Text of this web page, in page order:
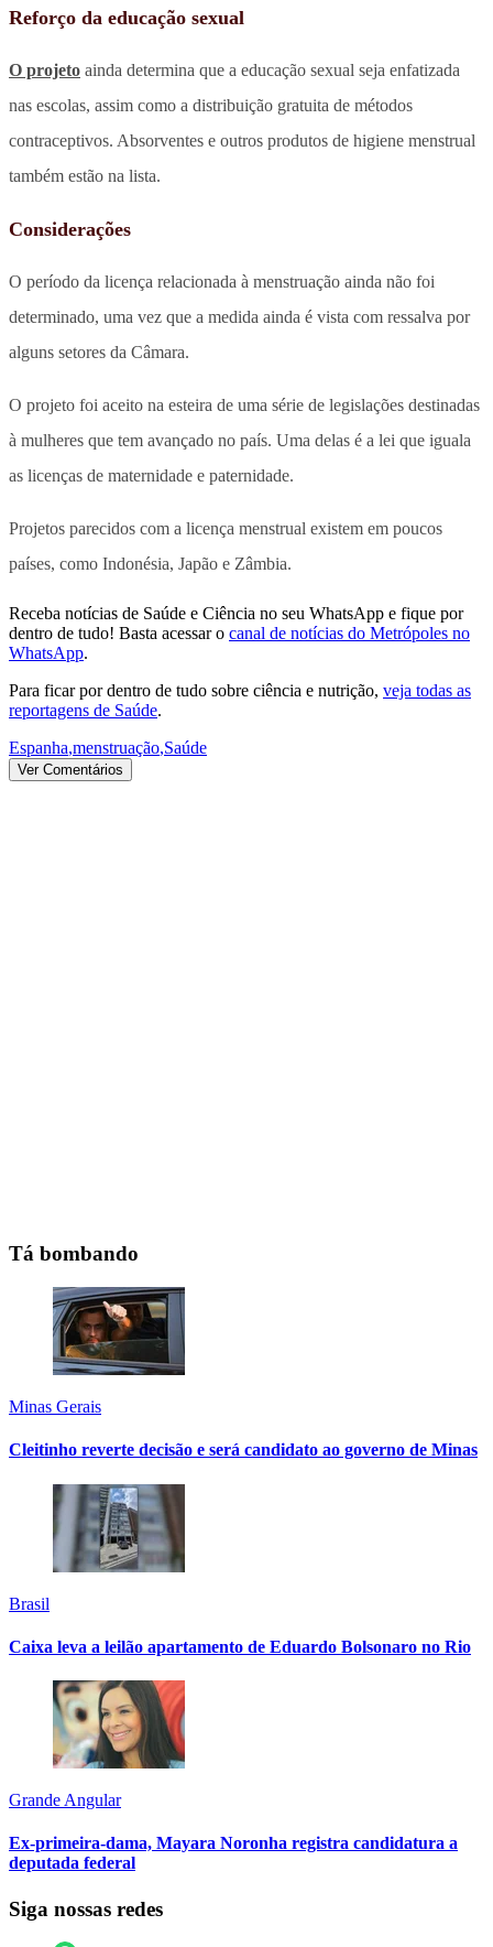
Reforço da educação sexual
O projeto ainda determina que a educação sexual seja enfatizada
nas escolas, assim como a distribuição gratuita de métodos
contraceptivos. Absorventes e outros produtos de higiene menstrual
também estão na lista.
Considerações
O período da licença relacionada à menstruação ainda não foi
determinado, uma vez que a medida ainda é vista com ressalva por
alguns setores da Câmara.
O projeto foi aceito na esteira de uma série de legislações destinadas
à mulheres que tem avançado no país. Uma delas é a lei que iguala
as licenças de maternidade e paternidade.
Projetos parecidos com a licença menstrual existem em poucos
países, como Indonésia, Japão e Zâmbia.
Receba notícias de Saúde e Ciência no seu WhatsApp e fique por
dentro de tudo! Basta acessar o canal de notícias do Metrópoles no
WhatsApp.
Para ficar por dentro de tudo sobre ciência e nutrição, veja todas as
reportagens de Saúde.
Espanha,menstruação,Saúde
Ver Comentários
Tá bombando
Minas Gerais
Cleitinho reverte decisão e será candidato ao governo de Minas
Brasil
Caixa leva a leilão apartamento de Eduardo Bolsonaro no Rio
Grande Angular
Ex-primeira-dama, Mayara Noronha registra candidatura a
deputada federal
Siga nossas redes